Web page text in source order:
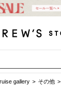
gallery その他